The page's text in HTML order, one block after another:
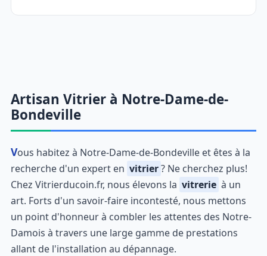
Artisan Vitrier à Notre-Dame-de-
Bondeville
Vous habitez à Notre-Dame-de-Bondeville et êtes à la
recherche d'un expert en vitrier? Ne cherchez plus!
Chez Vitrierducoin.fr, nous élevons la vitrerie à un
art. Forts d'un savoir-faire incontesté, nous mettons
un point d'honneur à combler les attentes des Notre-
Damois à travers une large gamme de prestations
allant de l'installation au dépannage.